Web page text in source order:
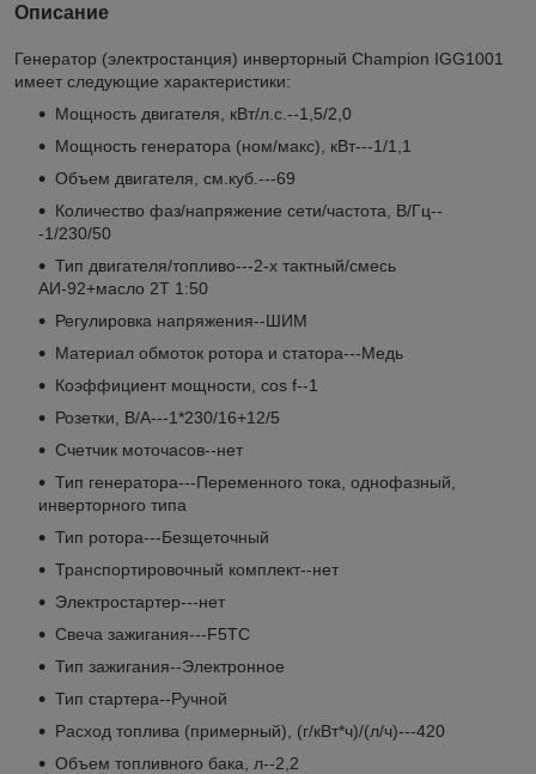
Описание
Генератор (электростанция) инверторный Champion IGG1001
имеет следующие характеристики:
Мощность двигателя, кВт/л.с.--1,5/2,0
Мощность генератора (ном/макс), кВт---1/1,1
Объем двигателя, см.куб.---69
Количество фаз/напряжение сети/частота, В/Гц--
-1/230/50
Тип двигателя/топливо---2-х тактный/смесь
АИ-92+масло 2Т 1:50
Регулировка напряжения--ШИМ
Материал обмоток ротора и статора---Медь
Коэффициент мощности, cos f--1
Розетки, В/А---1*230/16+12/5
Счетчик моточасов--нет
Тип генератора---Переменного тока, однофазный,
инверторного типа
Тип ротора---Безщеточный
Транспортировочный комплект--нет
Электростартер---нет
Свеча зажигания---F5TC
Тип зажигания--Электронное
Тип стартера--Ручной
Расход топлива (примерный), (г/кВт*ч)/(л/ч)---420
Объем топливного бака, л--2,2